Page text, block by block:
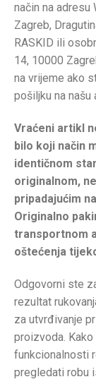
način na adresu
Zagreb,
RASKID ili
14, 10000
na vrijeme ako
pošiljku na našu
Vraćeni artikl
bilo koji način
identičnom
originalnom,
pripadajućim
Originalno
transportnom
oštećenja
Odgovorni ste
rezultat
za utvrđivanje
proizvoda.
funkcionalnosti
pregledati robu